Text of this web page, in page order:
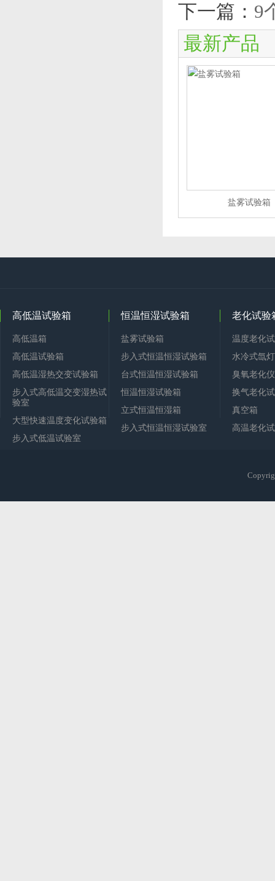
下一篇： 9
最新产品
盐雾试验箱
高低温试验箱
高低温箱
高低温试验箱
高低温湿热交变试验箱
步入式高低温交变湿热试
验室
大型快速温度变化试验箱
步入式低温试验室
恒温恒湿试验箱
盐雾试验箱
步入式恒温恒湿试验箱
台式恒温恒湿试验箱
恒温恒湿试验箱
立式恒温恒湿箱
步入式恒温恒湿试验室
老化试验
温度老化
水冷式氙
臭氧老化仪
换气老化
真空箱
高温老化